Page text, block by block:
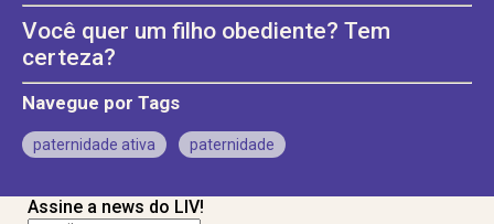
Você quer um filho obediente? Tem
certeza?
Navegue por Tags
paternidade ativa paternidade
Assine a news do LIV!